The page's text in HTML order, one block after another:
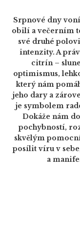
Srpnové dny
obilí a večerním
své druhé
intenzity. A
citrín –
optimismus,
který nám
jeho dary a
je symbolem
Dokáže nám
pochybností,
skvělým
posílit víru v
a